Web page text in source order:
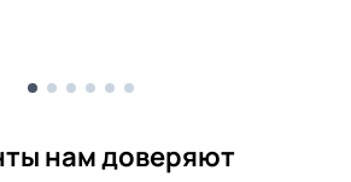
нам доверяют